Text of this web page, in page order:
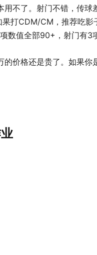
不了。射门不错，传
打CDM/CM，推荐吃
数值全部90+，射门有3
价格还是贵了。如果你